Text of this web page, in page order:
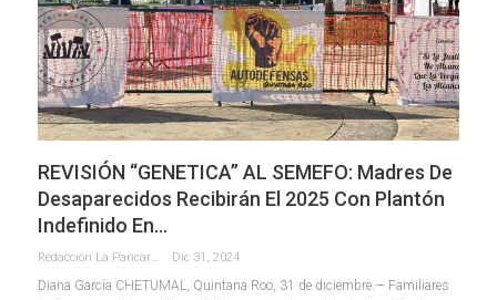
REVISIÓN “GENETICA” AL SEMEFO: Madres De
Desaparecidos Recibirán El 2025 Con Plantón
Indefinido En…
Redaccion La Pancarta De Quintana Roo Dic 31, 2024
Diana García CHETUMAL, Quintana Roo, 31 de diciembre.— Familiares